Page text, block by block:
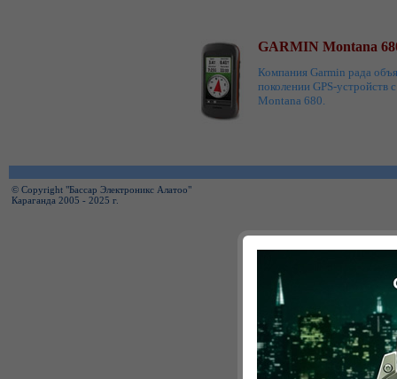
GARMIN Montana
Компания Garmin рада
поколении GPS-устройств
Montana 680.
© Copyright "Бассар Электроникс Алатоо"
Караганда 2005 - 2025 г.